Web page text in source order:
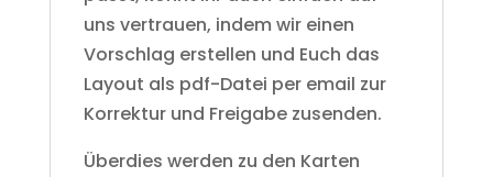
uns vertrauen, indem wir einen
Vorschlag erstellen und Euch das
Layout als pdf-Datei per email zur
Korrektur und Freigabe zusenden.
Überdies werden zu den Karten